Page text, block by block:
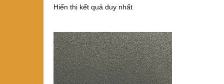
Hiển thị kết quả duy nhất